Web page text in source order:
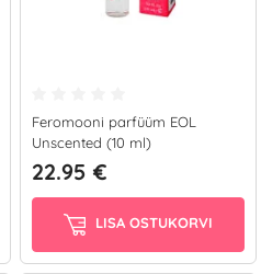
Feromooni parfüüm EOL
Unscented (10 ml)
22.95 €
LISA OSTUKORVI